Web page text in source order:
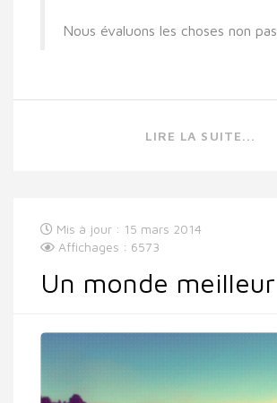
Nous évaluons les choses non pas
LIRE LA SUITE...
Mis à jour : 15 mars 2014
Affichages : 6573
Un monde meilleur